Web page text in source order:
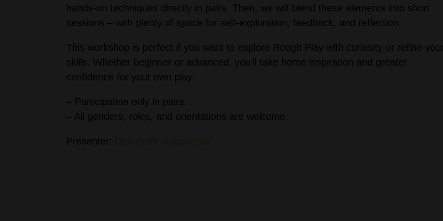
hands-on techniques directly in pairs. Then, we will blend these elements into short
sessions – with plenty of space for self-exploration, feedback, and reflection.
This workshop is perfect if you want to explore Rough Play with curiosity or refine
skills. Whether beginner or advanced, you’ll take home inspiration and greater
confidence for your own play.
– Participation only in pairs.
– All genders, roles, and orientations are welcome.
Presenter: